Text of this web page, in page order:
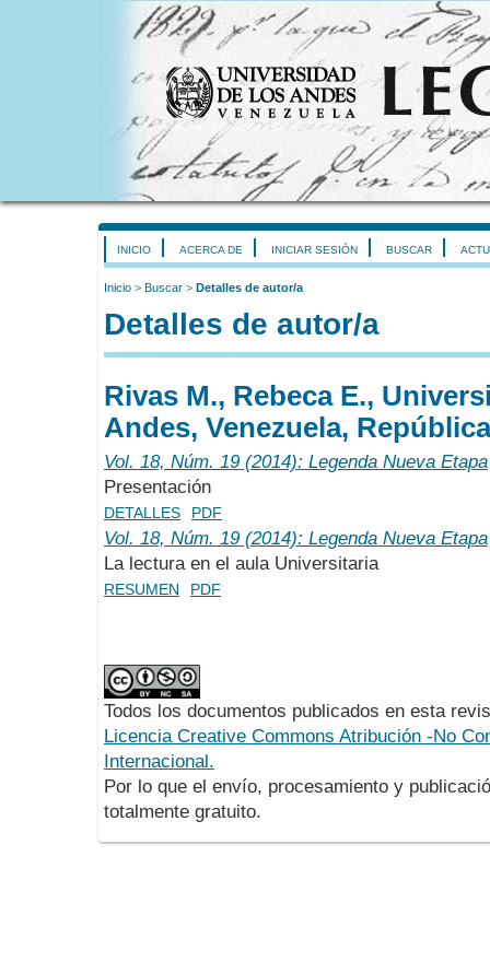
INICIO ACERCA DE INICIAR SESIÓN BUSCAR
Inicio > Buscar > Detalles de autor/a
Detalles de autor/a
Rivas M., Rebeca E.,
Andes, Venezuela,
Vol. 18, Núm. 19 (2014): Legenda Nueva Etapa
Presentación
DETALLES PDF
Vol. 18, Núm. 19 (2014): Legenda Nueva Etapa
La lectura en el aula Universitaria
RESUMEN PDF
Todos los documentos publicados en esta
Licencia Creative Commons Atribución -No
Internacional.
Por lo que el envío, procesamiento y
totalmente gratuito.